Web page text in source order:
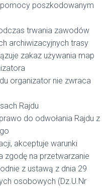
pomocy poszkodowanym
trwania zawodów
archiwizacyjnych trasy
zakaz używania map
organizator nie zwraca
Rajdu
do odwołania Rajdu z
akceptuje warunki
zgodę na przetwarzanie
z ustawą z dnia 29
osobowych (Dz.U.Nr